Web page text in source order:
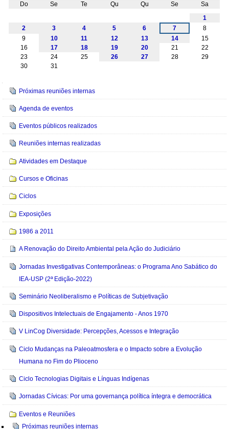
Do Se Te Qu Qu Se
Sa
1
2
3 4 5 6 7
8
9
10 11 12 13 14
15
16
17 18 19 20 21
22
23
24 25 26 27 28
29
30
31
Navegação
Próximas reuniões internas
Agenda de eventos
Eventos públicos realizados
Reuniões internas realizadas
Atividades em Destaque
Cursos e Oficinas
Ciclos
Exposições
1986 a 2011
A Renovação do Direito Ambiental pela Ação do Judiciário
Jornadas Investigativas Contemporâneas: o Programa Ano Sabático do
IEA-USP (2ª Edição-2022)
Seminário Neoliberalismo e Políticas de Subjetivação
Dispositivos Intelectuais de Engajamento - Anos 1970
V LinCog Diversidade: Percepções, Acessos e Integração
Ciclo Mudanças na Paleoatmosfera e o Impacto sobre a Evolução
Humana no Fim do Plioceno
Ciclo Tecnologias Digitais e Línguas Indígenas
Jornadas Cívicas: Por uma governança política íntegra e democrática
Eventos e Reuniões
Próximas reuniões internas